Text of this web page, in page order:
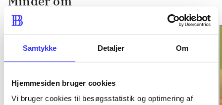
Samtykke Detaljer Om
Hjemmesiden bruger cookies
Vi bruger cookies til besøgsstatistik og optimering af